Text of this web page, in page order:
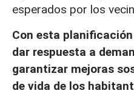
esperados por los
Con esta
dar respuesta a
garantizar mejoras
de vida de los